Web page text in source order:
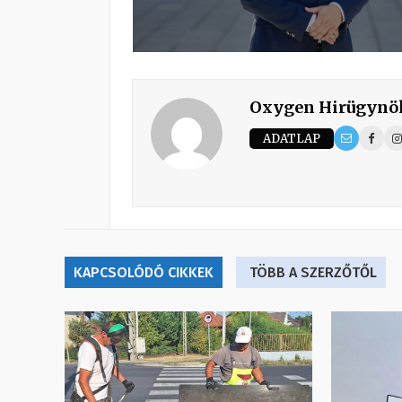
Oxygen
ADATLAP
KAPCSOLÓDÓ CIKKEK TÖBB A SZERZŐTŐL